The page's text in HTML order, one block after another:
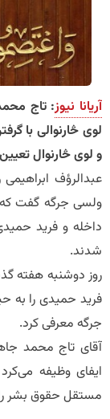
آریانا نیوز: تاج
لوی څارنوالی با
و لوی څارنوال
عبدالرؤف
شدند.
روز دوشنبه هفته
فرید حمیدی را به
جرگه معرفی کرد.
آقای تاج محمد
ایفای وظیفه
مستقل حقوق بشر